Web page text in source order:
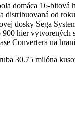
domáca 16-bitová
distribuovaná od
dosky Sega
hier vytvorených
Convertera na
30.75 milóna